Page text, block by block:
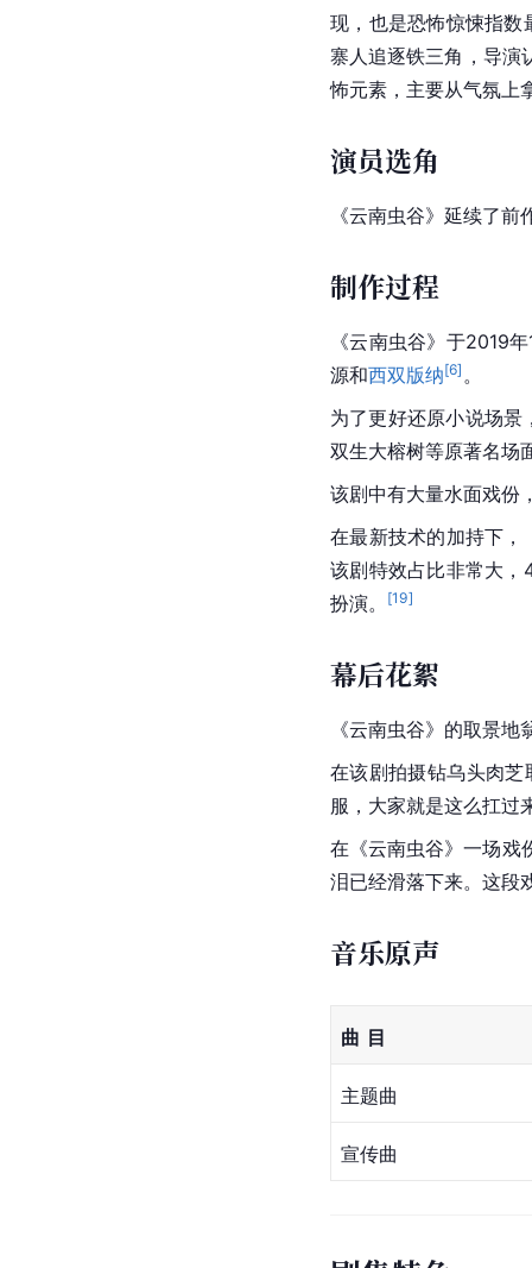
现，也是恐怖惊悚指数
寨人追逐铁三角，导演
怖元素，主要从气氛上
演员选角
《云南虫谷》延续了前
制作过程
《云南虫谷》于2019
源和西双版纳[6] 。
为了更好还原小说场景
双生大榕树等原著名场
该剧中有大量水面戏份
在最新技术的加持下，
该剧特效占比非常大
扮演。
[19]
幕后花絮
《云南虫谷》的取景
在该剧拍摄钻乌头肉芝
服，大家就是这么扛过
在《云南虫谷》一场戏
泪已经滑落下来。这段
音乐原声
曲  目
主题曲
宣传曲